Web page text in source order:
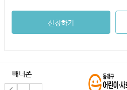
신청하기
배너존